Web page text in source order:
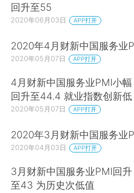
回升至55
2020年06月03日 APP打开
2020年4月财新中国服务业
2020年05月07日 APP打开
4月财新中国服务业PMI小幅
回升至44.4 就业指数创新低
2020年05月07日 APP打开
2020年3月财新中国服务业
2020年04月03日 APP打开
3月财新中国服务业PMI回升
至43 为历史次低值